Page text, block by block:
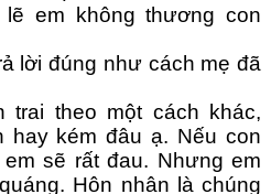
em không thương con
lời đúng như cách mẹ đã
trai theo một cách khác,
hay kém đâu ạ. Nếu con
sẽ rất đau. Nhưng em
Hôn nhân là chúng